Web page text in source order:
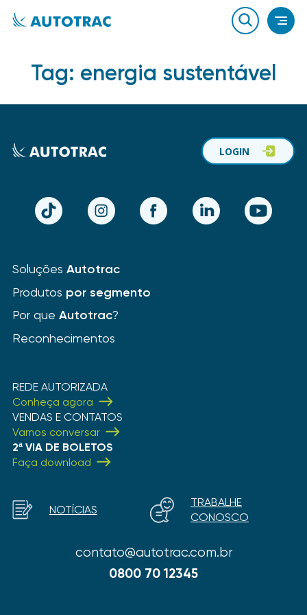
Tag: energia sustentável
TikTok Instagram Facebook LinkedIn YouTube
LOGIN
Soluções Autotrac
Produtos por segmento
Por que Autotrac?
Reconhecimentos
REDE AUTORIZADA
Conheça agora
VENDAS E CONTATOS
Vamos conversar
2ª VIA DE BOLETOS
Faça download
contato@autotrac.com.br
0800 70 12345
NOTÍCIAS
TRABALHE
CONOSCO